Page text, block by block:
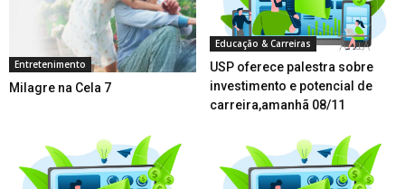
Entretenimento
Milagre na Cela 7
Educação & Carreiras
USP oferece palestra sobre
investimento e potencial de
carreira,amanhã 08/11